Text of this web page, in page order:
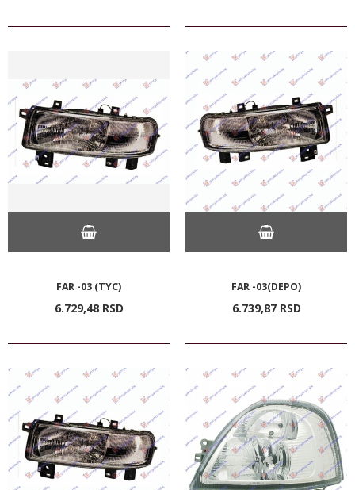
FAR -03 (TYC)
6.729,48 RSD
FAR -03(DEPO)
6.739,87 RSD